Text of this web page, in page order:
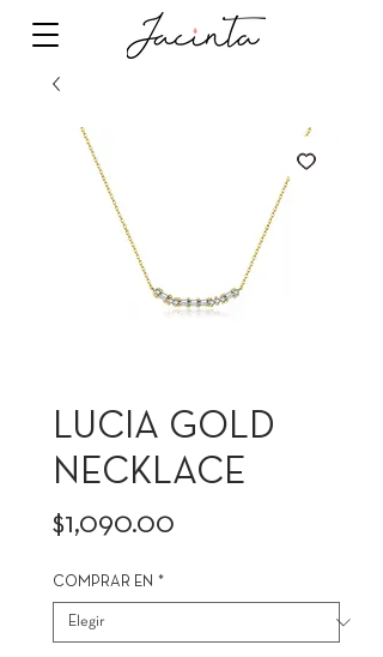
LUCIA GOLD
NECKLACE
$1,090.00
COMPRAR EN *